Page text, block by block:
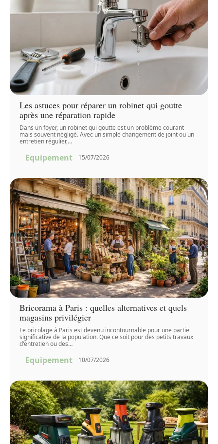
Les astuces pour réparer un robinet qui goutte
après une réparation rapide
Dans un foyer, un robinet qui goutte est un problème courant
mais souvent négligé. Avec un simple changement de joint ou un
entretien régulier,…
Equipement 15/07/2026
Bricorama à Paris : quelles alternatives et quels
magasins privilégier
Le bricolage à Paris est devenu incontournable pour une partie
significative de la population. Que ce soit pour des petits travaux
d'entretien ou des…
Equipement 10/07/2026